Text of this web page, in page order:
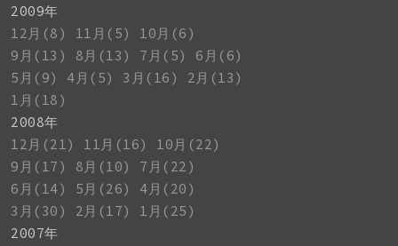
2009年
12月(8)
11月(5)
10月(6)
9月(13)
8月(13) 7月(5)
6月(6)
5月(9)
4月(5) 3月(16)
2月(13)
1月(18)
2008年
12月(21)
11月(16)
10月(22)
9月(17)
8月(10)
7月(22)
6月(14)
5月(26)
4月(20)
3月(30)
2月(17)
1月(25)
2007年